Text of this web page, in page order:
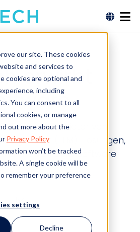
our site. These cookies
and services to
cookies are optional and
including
You can consent to all
cookies, or manage
out more about the
Privacy Policy
won’t be tracked
A single cookie will be
remember your preference
settings
Decline
erwirbt
Anbieter von
(ELM)-Lösungen,
von CMO Software